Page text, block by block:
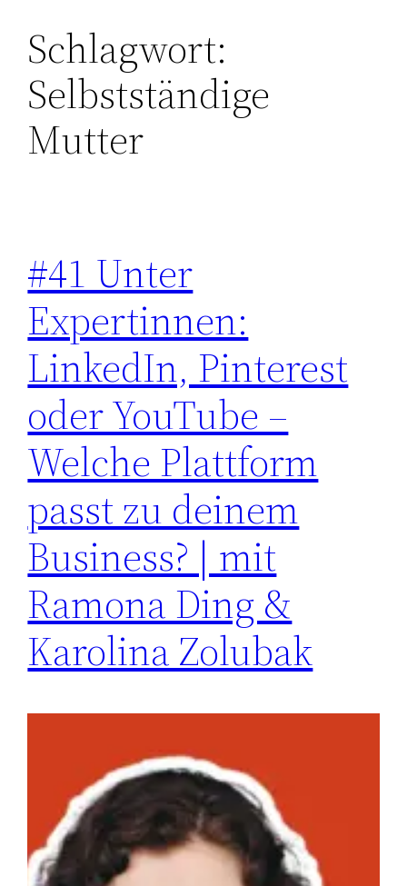
Zum
Inhalt
springen
Schlagwort:
Selbstständige
Mutter
#41 Unter
Expertinnen:
LinkedIn, Pinterest
oder YouTube –
Welche Plattform
passt zu deinem
Business? | mit
Ramona Ding &
Karolina Zolubak